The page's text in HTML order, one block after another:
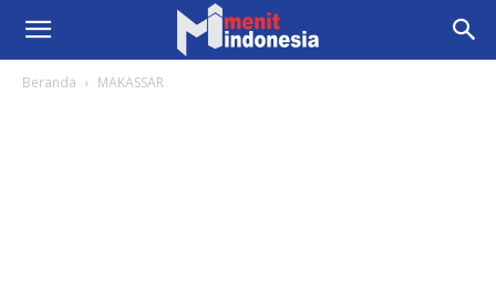
Beranda MAKASSAR